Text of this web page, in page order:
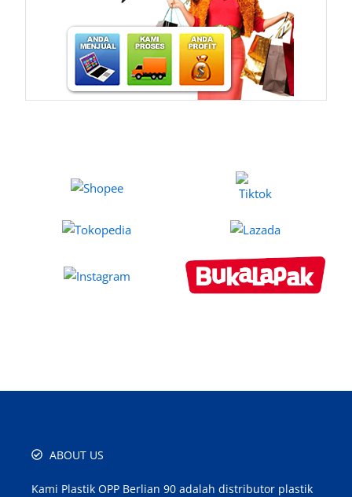
ABOUT US
Kami Plastik OPP Berlian 90 adalah distributor plastik